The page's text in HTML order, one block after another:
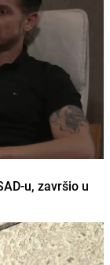
u, završio u